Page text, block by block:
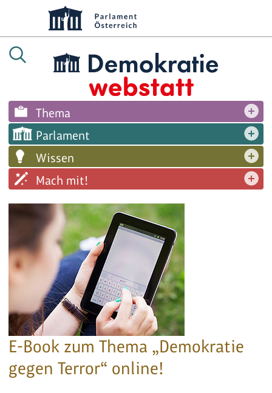
Thema
Parlament
Wissen
Mach mit!
E-Book zum Thema „Demokratie
gegen Terror“ online!